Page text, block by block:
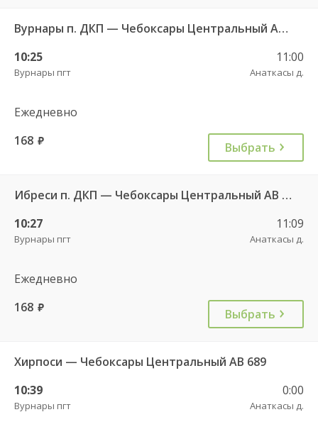
Вурнары п. ДКП — Чебоксары Центральный АВ 521
10:25
Вурнары пгт
11:00
Анаткасы д.
Ежедневно
168 руб. Выбрать
Ибреси п. ДКП — Чебоксары Центральный АВ 541
10:27
Вурнары пгт
11:09
Анаткасы д.
Ежедневно
168 руб. Выбрать
Хирпоси — Чебоксары Центральный АВ 689
10:39
Вурнары пгт
0:00
Анаткасы д.